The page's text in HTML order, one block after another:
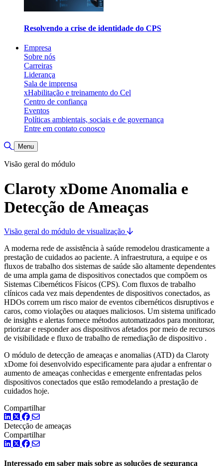
Resolvendo a crise de identidade do CPS
Empresa
Sobre nós
Carreiras
Liderança
Sala de imprensa
xHabilitação e treinamento do Cel
Centro de confiança
Eventos
Políticas ambientais, sociais e de governança
Entre em contato conosco
Alternar pesquisa
Menu
Visão geral do módulo
Claroty xDome Anomalia e
Detecção de Ameaças
Visão geral do módulo de visualização
A moderna rede de assistência à saúde remodelou drasticamente a
prestação de cuidados ao paciente. A infraestrutura, a equipe e os
fluxos de trabalho dos sistemas de saúde são altamente dependentes
de uma ampla gama de dispositivos conectados que compõem os
Sistemas Cibernéticos Físicos (CPS). Com fluxos de trabalho
clínicos cada vez mais dependentes de dispositivos conectados, as
HDOs correm um risco maior de eventos cibernéticos disruptivos e
caros, como violações ou ataques maliciosos. Um sistema unificado
de insights e alertas fornece métodos automatizados para monitorar,
priorizar e responder aos dispositivos afetados por meio de recursos
de visibilidade e fluxo de trabalho de remediação de dispositivo .
O módulo de detecção de ameaças e anomalias (ATD) da Claroty
xDome foi desenvolvido especificamente para ajudar a enfrentar o
aumento de ameaças conhecidas e emergente enfrentadas pelos
dispositivos conectados que estão remodelando a prestação de
cuidados hoje.
Compartilhar
LinkedIn
TwitterFacebook
Detecção de ameaças
Compartilhar
LinkedIn
TwitterFacebook
Interessado em saber mais sobre as soluções de segurança